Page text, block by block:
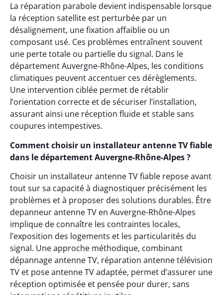
La réparation parabole devient indispensable lorsque
la réception satellite est perturbée par un
désalignement, une fixation affaiblie ou un
composant usé. Ces problèmes entraînent souvent
une perte totale ou partielle du signal. Dans le
département Auvergne-Rhône-Alpes, les conditions
climatiques peuvent accentuer ces dérèglements.
Une intervention ciblée permet de rétablir
l’orientation correcte et de sécuriser l’installation,
assurant ainsi une réception fluide et stable sans
coupures intempestives.
Comment choisir un installateur antenne TV fiable
dans le département Auvergne-Rhône-Alpes ?
Choisir un installateur antenne TV fiable repose avant
tout sur sa capacité à diagnostiquer précisément les
problèmes et à proposer des solutions durables. Être
depanneur antenne TV en Auvergne-Rhône-Alpes
implique de connaître les contraintes locales,
l’exposition des logements et les particularités du
signal. Une approche méthodique, combinant
dépannage antenne TV, réparation antenne télévision
TV et pose antenne TV adaptée, permet d’assurer une
réception optimisée et pensée pour durer, sans